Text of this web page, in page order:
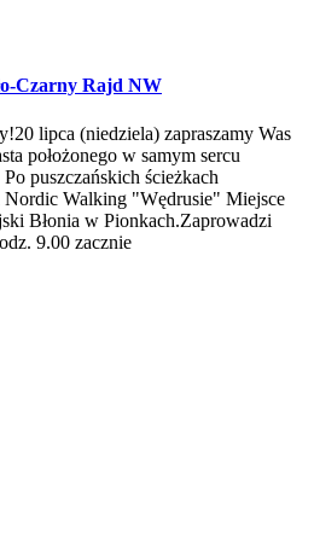
Czarny Rajd NW
lipca (niedziela) zapraszamy Was
położonego w samym sercu
puszczańskich ścieżkach
Nordic Walking "Wędrusie" Miejsce
Błonia w Pionkach.Zaprowadzi
9.00 zacznie